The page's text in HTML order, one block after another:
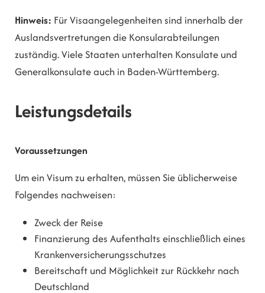
Hinweis: Für Visaangelegenheiten sind innerhalb der
Auslandsvertretungen die Konsularabteilungen
zuständig. Viele Staaten unterhalten Konsulate und
Generalkonsulate auch in Baden-Württemberg.
Leistungsdetails
Voraussetzungen
Um ein Visum zu erhalten, müssen Sie üblicherweise
Folgendes nachweisen:
Zweck der Reise
Finanzierung des Aufenthalts einschließlich eines
Krankenversicherungsschutzes
Bereitschaft und Möglichkeit zur Rückkehr nach
Deutschland